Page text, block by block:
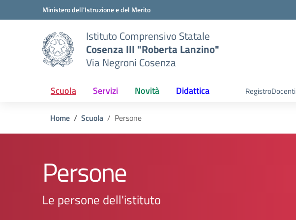
Vai ai contenuti
Vai al menu di navigazioneMinistero dell'Istruzione e del Merito
Istituto Comprensivo Statale
Cosenza III "Roberta Lanzino"
Via Negroni Cosenza
Scuola Servizi Novità Didattica RegistroDocenti
Home Scuola Persone
Persone
Le persone dell'istituto